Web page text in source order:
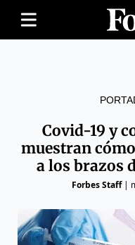
Covid-19 y
muestran
a los brazos
Forbes Staff|